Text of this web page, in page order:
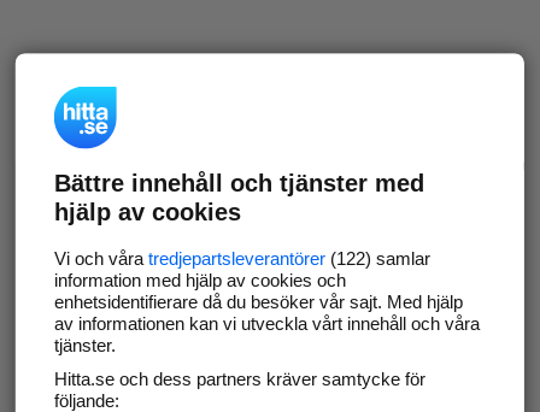
Bättre innehåll och tjänster med
hjälp av cookies
Vi och våra tredjepartsleverantörer(122) samlar
information med hjälp av cookies och
enhetsidentifierare då du besöker vår sajt. Med hjälp
av informationen kan vi utveckla vårt innehåll och våra
tjänster.
Hitta.se och dess partners kräver samtycke för
följande: